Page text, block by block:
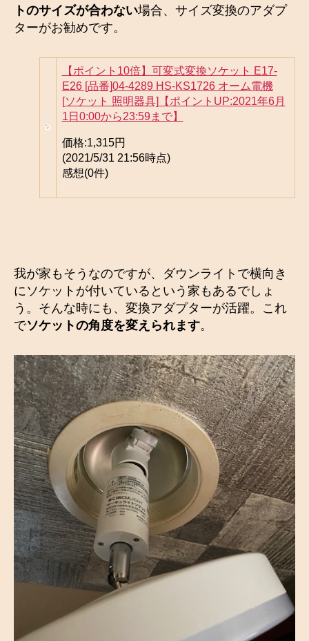
トのサイズが合わない場合、サイズ変換のアダプ
ターがお勧めです。
【ポイント10倍】可変式変換ソケット E17-
E26 [品番]04-4289 HS-KS1726 オーム電機
[ソケット 照明器具]【ポイントUP:2021年6月
1日0:00から23:59まで】
価格:1,315円
(2021/5/31 21:56時点)
感想(0件)
我が家もそうなのですが、ダウンライトで横向き
にソケットが付いているという家もあるでしょ
う。そんな時にも、変換アダプターが活躍。これ
でソケットの角度を変えられます。